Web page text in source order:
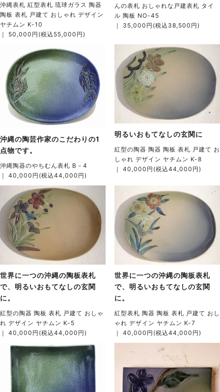
沖縄表札 紅型表札 琉球ガラス 陶器
陶板 表札 戸建て おしゃれ デザイン
ヤチムン K-10
｜ 50,000円(税込55,000円)
んの表札 おしゃれな戸建表札 タイ
ル 陶板 NO-45
｜ 35,000円(税込38,500円)
沖縄の陶芸作家のこだわりの1
点物です。
沖縄陶器のやちむん表札 B－4
｜ 40,000円(税込44,000円)
明るいおもてなしの玄関に
紅型の陶器 陶器 陶板 表札 戸建て お
しゃれ デザイン ヤチムン K-8
｜ 40,000円(税込44,000円)
世界に一つの沖縄の陶板表札
で、明るいおもてなしの玄関
に。
紅型の陶器 陶板 表札 戸建て おしゃ
れ デザイン ヤチムン K-5
｜ 40,000円(税込44,000円)
世界に一つの沖縄の陶板表札
で、明るいおもてなしの玄関
に。
紅型表札 陶器 陶板 表札 戸建て おし
ゃれ デザイン ヤチムン K-7
｜ 40,000円(税込44,000円)